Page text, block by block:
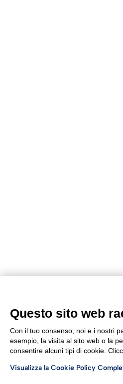
Questo sito web
Con il tuo consenso, noi e i nostri
esempio, la visita al sito web o la
consentire alcuni tipi di cookie.
Visualizza la Cookie Policy